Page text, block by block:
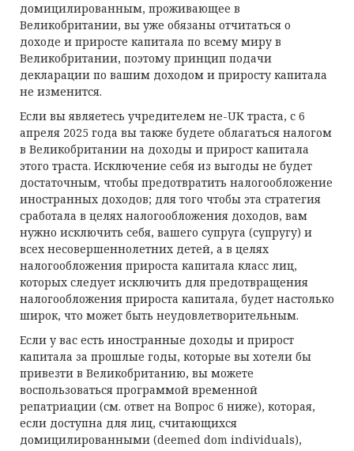
домицилированным, проживающее в
Великобритании, вы уже обязаны отчитаться о
доходе и приросте капитала по всему миру в
Великобритании, поэтому принцип подачи
декларации по вашим доходом и приросту капитала
не изменится.
Если вы являетесь учредителем не-UK траста, с 6
апреля 2025 года вы также будете облагаться налогом
в Великобритании на доходы и прирост капитала
этого траста. Исключение себя из выгоды не будет
достаточным, чтобы предотвратить налогообложение
иностранных доходов; для того чтобы эта стратегия
сработала в целях налогообложения доходов, вам
нужно исключить себя, вашего супруга (супругу) и
всех несовершеннолетних детей, а в целях
налогообложения прироста капитала класс лиц,
которых следует исключить для предотвращения
налогообложения прироста капитала, будет настолько
широк, что может быть неудовлетворительным.
Если у вас есть иностранные доходы и прирост
капитала за прошлые годы, которые вы хотели бы
привезти в Великобританию, вы можете
воспользоваться программой временной
репатриации (см. ответ на Вопрос 6 ниже), которая,
если доступна для лиц, считающихся
домицилированными (deemed dom individuals),